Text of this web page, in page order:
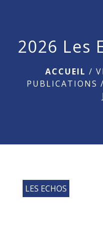
2026 Les
ACCUEIL /
PUBLICATIONS /
LES ECHOS